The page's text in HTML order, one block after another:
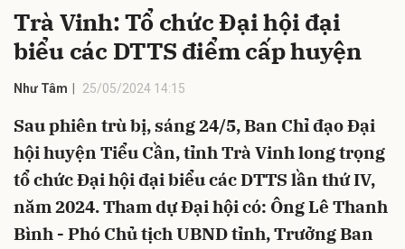
Trà Vinh: Tổ chức Đại hội đại
biểu các DTTS điểm cấp huyện
Như Tâm 25/05/2024 14:15
Sau phiên trù bị, sáng 24/5, Ban Chỉ đạo Đại
hội huyện Tiểu Cần, tỉnh Trà Vinh long trọng
tổ chức Đại hội đại biểu các DTTS lần thứ IV,
năm 2024. Tham dự Đại hội có: Ông Lê Thanh
Bình - Phó Chủ tịch UBND tỉnh, Trưởng Ban
Hủy Gửi